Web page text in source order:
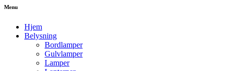
Menu
Hjem
Belysning
Bordlamper
Gulvlamper
Lamper